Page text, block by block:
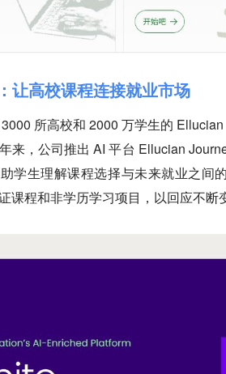
让高校课程连接就业市场
所高校和 2000 万学生的
来，公司推出 AI 平台 Ellucian
学生理解课程选择与未来就业之间
课程和非学历学习项目，以回应不断